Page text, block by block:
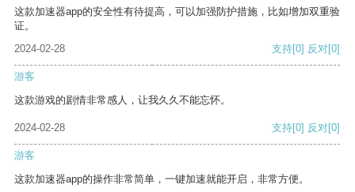
这款加速器app的安全性有待提高，可以加强防护措施，比如增加双重验
证。
2024-02-28
支持[0] 反对[0]
游客
这款游戏的剧情非常感人，让我久久不能忘怀。
2024-02-28 支持[0] 反对[0]
游客
这款加速器app的操作非常简单，一键加速就能开启，非常方便。